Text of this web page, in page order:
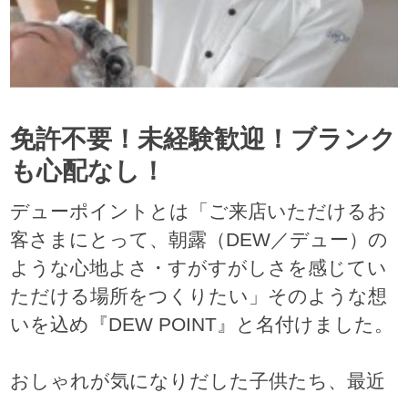
免許不要！未経験歓迎！ブランク
も心配なし！
デューポイントとは「ご来店いただけるお
客さまにとって、朝露（DEW／デュー）の
ような心地よさ・すがすがしさを感じてい
ただける場所をつくりたい」そのような想
いを込め『DEW POINT』と名付けました。
おしゃれが気になりだした子供たち、最近